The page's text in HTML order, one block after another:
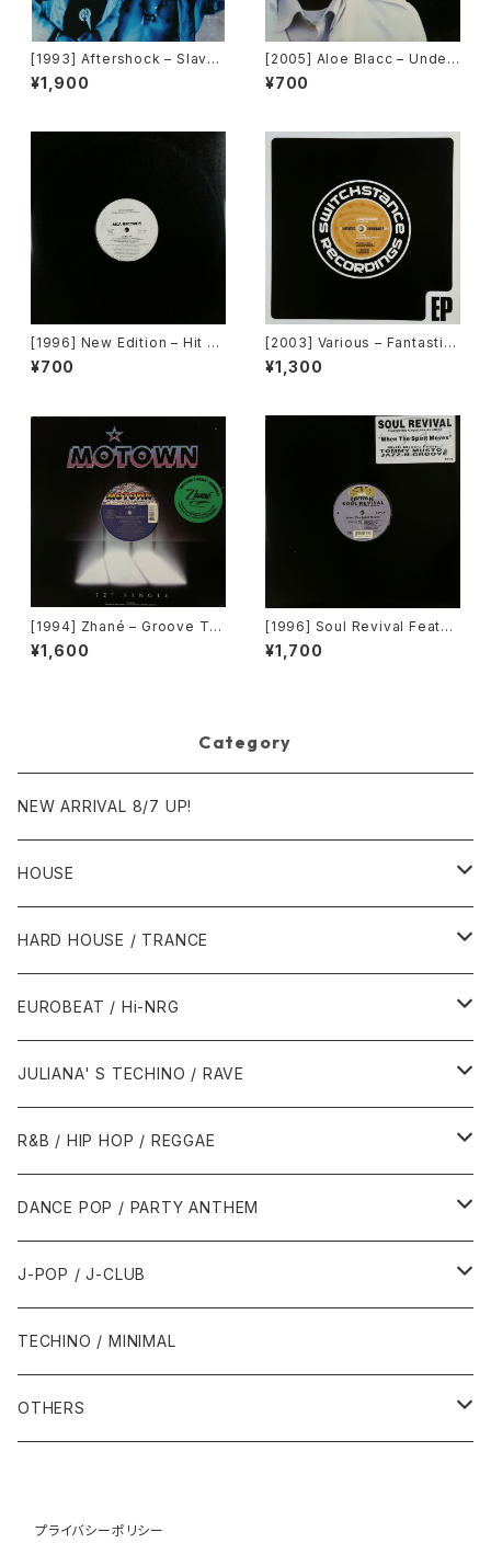
[1993] Aftershock – Slave
To The Vibe [Virgin]
¥1,900
[2005] Aloe Blacc – Under
Clover Presents Ordinary
People Remix Suite [Unde
¥700
[1996] New Edition – Hit M
e Off [MCA Records][PRO
MO]
¥700
[2003] Various – Fantastic
Freeriding 2 EP 1 [Switchst
ance Recordings]
¥1,300
[1994] Zhané – Groove Th
ang (Remix) [Motown][在庫
B]
¥1,600
[1996] Soul Revival Featuri
ng Capathia Jenkins – Whe
n The Spirit Moves [Sub-U
¥1,700
Category
NEW ARRIVAL 8/7 UP!
HOUSE
1980年代
1987年・以前
1988年
1990年代
1990年
1991年
1996年
2000年代
2000年
2001年
2010年代
2010年
2011年
HARD HOUSE / TRANCE
1990年代
1994年・以前
1995年
2000年代
2000年
2001年
EUROBEAT / Hi-NRG
1980年代
1986年・以前
1987年
1990年代
1990年
1991年
2000年代
JULIANA' S TECHINO / RAVE
1990年代
1990年
1991年
2000年代
2000年
2001年
R&B / HIP HOP / REGGAE
1980年代
1985年・以前
1986年
1990年代
1990年
1991年
1993年
2000年代
2000年
2002年
DANCE POP / PARTY ANTHEM
1980年代
1988年・以前
1989年
1990年代
1990年
1992年
2000年代
2001年
J-POP / J-CLUB
1980年代
1990年代
1991年
2000年
TECHINO / MINIMAL
OTHERS
1985年・以前
プライバシーポリシー